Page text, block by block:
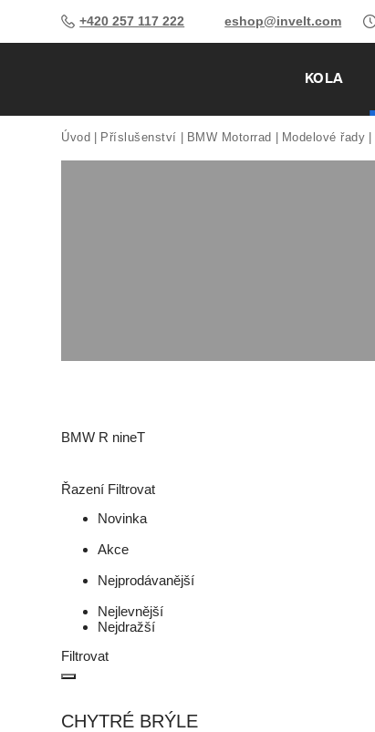
+420 257 117 222 eshop@invelt.com
KOLA
Úvod Příslušenství BMW Motorrad Modelové řady
BMW R nineT
Řazení Filtrovat
Novinka
Akce
Nejprodávanější
Nejlevnější
Nejdražší
Filtrovat
CHYTRÉ BRÝLE